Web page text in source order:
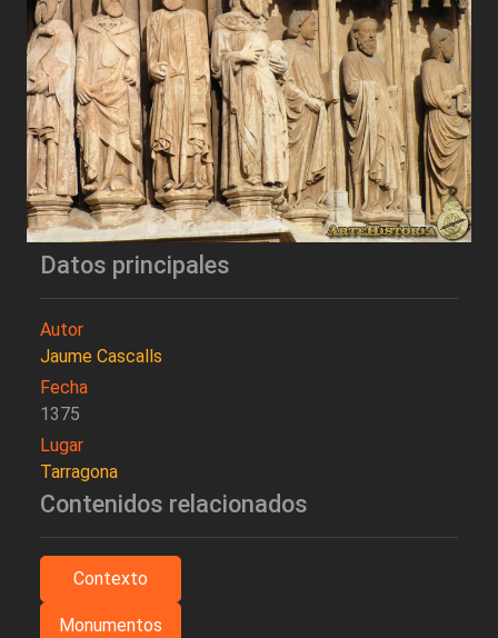
Datos principales
Autor
Jaume Cascalls
Fecha
1375
Lugar
Tarragona
Contenidos relacionados
Contexto
Monumentos